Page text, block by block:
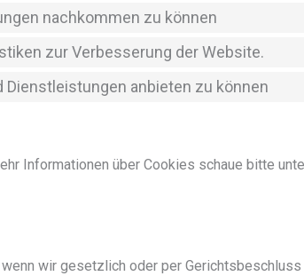
nachkommen zu können
zur Verbesserung der Website.
anbieten zu können
Informationen über Cookies schaue bitte
wir gesetzlich oder per